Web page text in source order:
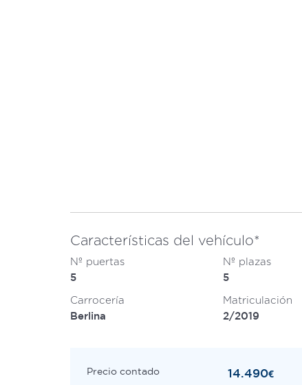
Características del vehículo*
Nº puertas
5
Nº plazas
5
Carrocería
Berlina
Matriculación
2/2019
Precio contado 14.490€